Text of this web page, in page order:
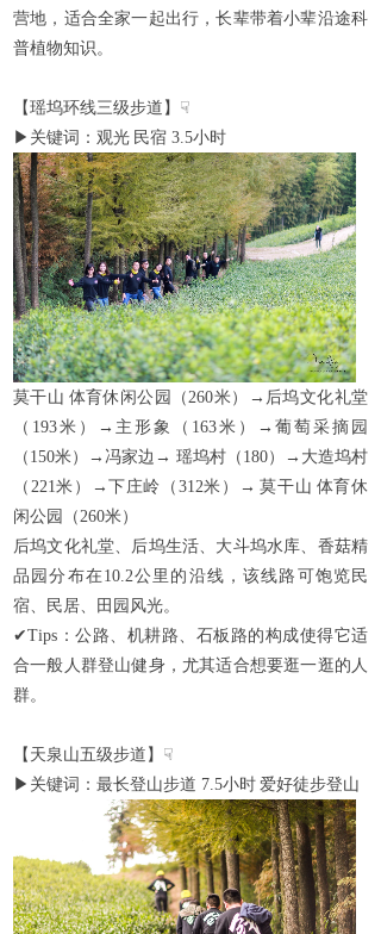
营地，适合全家一起出行，长辈带着小辈沿途科
普植物知识。
【瑶坞环线三级步道】 ☟
▶ 关键词：观光 民宿 3.5小时
莫干山 体育休闲公园（ 260米）→后坞文化礼堂
（ 193米）→主形象（ 163米）→葡萄采摘园
（ 150米）→冯家边→ 瑶坞村（ 180）→大造坞村
（ 221米）→下庄岭（ 312米）→ 莫干山 体育休
闲公园（ 260米）
后坞文化礼堂、后坞生活、大斗坞水库、香菇精
品园分布在10.2公里的沿线，该线路可饱览民
宿、民居、田园风光。
✔Tips ：公路、机耕路、石板路的构成使得它适
合一般人群登山健身，尤其适合想要逛一逛的人
群。
【天泉山五级步道】 ☟
▶ 关键词：最长登山步道 7.5小时 爱好徒步登山